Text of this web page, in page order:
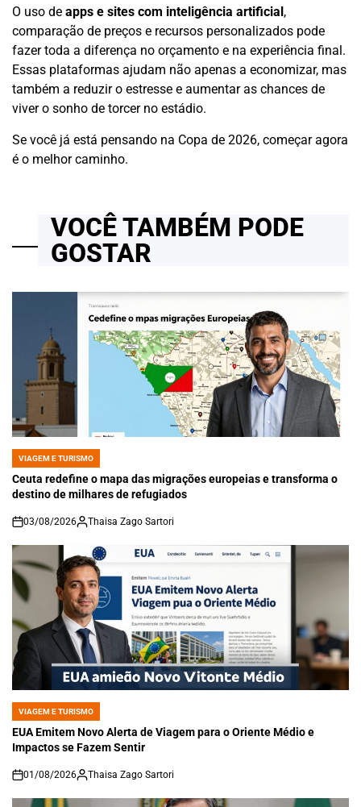
O uso de apps e sites com inteligência artificial,
comparação de preços e recursos personalizados pode
fazer toda a diferença no orçamento e na experiência final.
Essas plataformas ajudam não apenas a economizar, mas
também a reduzir o estresse e aumentar as chances de
viver o sonho de torcer no estádio.
Se você já está pensando na Copa de 2026, começar agora
é o melhor caminho.
VOCÊ TAMBÉM PODE
GOSTAR
POSTED
IN
VIAGEM E TURISMO
Ceuta redefine o mapa das migrações europeias e transforma o
destino de milhares de refugiados
on
03/08/2026 Thaisa Zago Sartori
POSTED
IN
VIAGEM E TURISMO
EUA Emitem Novo Alerta de Viagem para o Oriente Médio e
Impactos se Fazem Sentir
on
01/08/2026 Thaisa Zago Sartori